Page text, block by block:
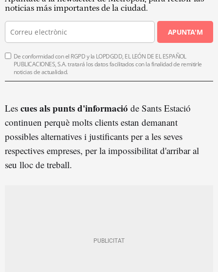
noticias más importantes de la ciudad.
APUNTA'M
De conformidad con el RGPD y la LOPDGDD, EL LEÓN DE EL ESPAÑOL
PUBLICACIONES, S.A. tratará los datos facilitados con la finalidad de remitirle
noticias de actualidad.
Les cues als punts d'informació de Sants Estació
continuen perquè molts clients estan demanant
possibles alternatives i justificants per a les seves
respectives empreses, per la impossibilitat d'arribar al
seu lloc de treball.